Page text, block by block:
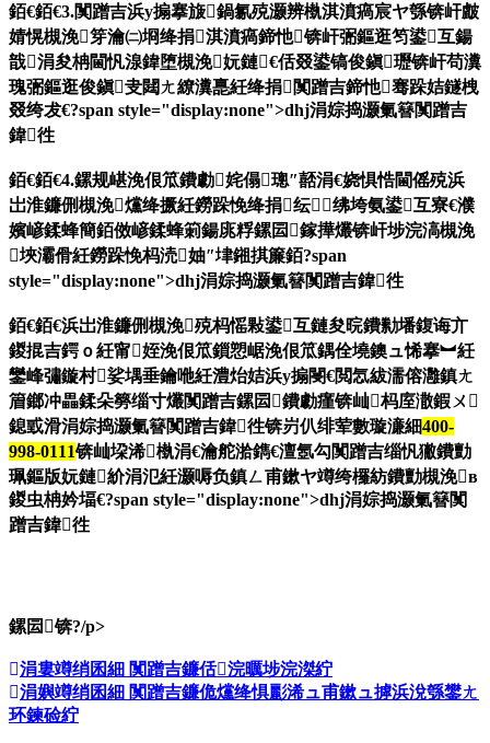
銆€銆€3.闃蹭吉浜у搧搴旇鍋氱殑灏辨槸淇濆瘑宸ヤ綔锛屽皻
婧愰槻浼笌瀹㈡埛绛捐淇濆瘑鍗忚锛屽弻鏂逛笉鍙互鍚
戠涓夋柟閫忛湶鍏堕槻浼妧鏈€佸叕鍙镐俊鎭瓑锛屽苟瀵
瑰弻鏂逛俊鎭叏閮ㄤ繚瀵嗭紝绛捐闃蹭吉鍗忚骞跺姞鐩栧
叕绔犮€?span style="display:none">dhj涓婃捣灏氭簮闃蹭吉
鍏徃
銆€銆€4.鏍规嵁浼佷笟鐨勮姹傝璁″嚭涓€娆惧悎閫傜殑浜
岀淮鐮侀槻浼爣绛撅紝鐒跺悗绛捐纭绋垮氨鍙互寮€濮
嬪嵃鍒蜂簡銆傚嵃鍒蜂箣鍚庣粰鏍囩鎵撶爜锛屽埗浣滈槻浼
埉灞傦紝鐒跺悗杩涜妯″垏鎺掑簾銆?span
style="display:none">dhj涓婃捣灏氭簮闃蹭吉鍏徃
銆€銆€浜岀淮鐮侀槻浼殑杩愮敤鍙互鏈夋晥鐨勬墦鍑诲亣
鍐掍吉鍔ｏ紝甯姪浼佷笟鎻愬崌浼佷笟鍝佺墝鐭ュ悕搴︼紝
鑾峰彇鏇村娑堣垂鑰咃紝澧炲姞浜у搧閿€閲忥紱濡傛灉鎮ㄤ
篃鎯冲畾鍒朵簩缁寸爜闃蹭吉鏍囩鐨勮瘽锛屾杩庢潵鍜ㄨ
鎴戜滑涓婃捣灏氭簮闃蹭吉鍏徃锛岃仈绯荤數璇濓細400-
998-0111锛屾垜浠槸涓€瀹舵湁鐫€澶氬勾闃蹭吉缁忛獙鐨勯
珮鏂版妧鏈紒涓氾紝灏嗕负鎮ㄥ甫鏉ヤ竴绔欏紡鐨勯槻浼в
鍐虫柟妗堛€?span style="display:none">dhj涓婃捣灏氭簮闃
蹭吉鍏徃
鏍囩锛?/p>
涓婁竴绡囷細 闃蹭吉鐮佸浣曞埗浣滐紵
涓嬩竴绡囷細 闃蹭吉鐮佹爣绛惧彲浠ュ甫鏉ュ摢浜涗綔鐢ㄤ
环鍊硷紵